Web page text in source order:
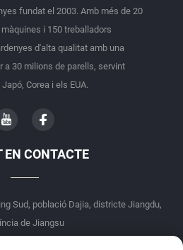
fundat el 2003. Amb més de 20
i 150 treballadors
d'alta qualitat amb una
a 30 milions de parells, servint
Corea i els EUA.
EN CONTACTE
Sud, població Dajia, districte Jiangdu,
de Jiangsu